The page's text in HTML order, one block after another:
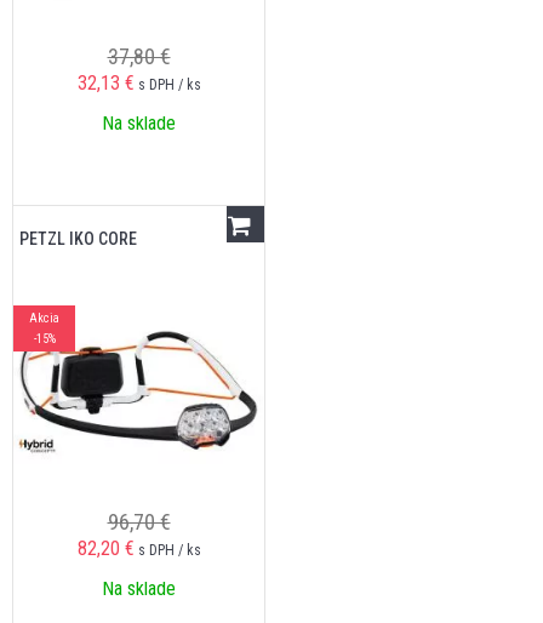
37,80 €
32,13 € s DPH / ks
Na sklade
PETZL IKO CORE
Akcia
-15%
96,70 €
82,20 € s DPH / ks
Na sklade